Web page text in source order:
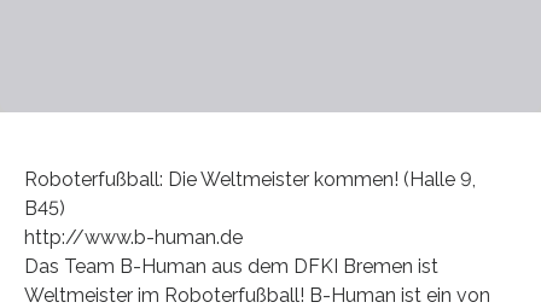
Roboterfußball: Die Weltmeister kommen! (Halle 9,
B45)
http://www.b-human.de
Das Team B-Human aus dem DFKI Bremen ist
Weltmeister im Roboterfußball! B-Human ist ein von